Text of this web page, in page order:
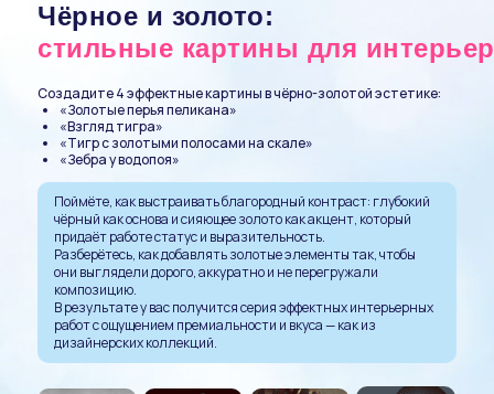
Чёрное и золото:
стильные картины для
Создадите 4 эффектные картины в чёрно-золотой эстетике:
«Золотые перья пеликана»
«Взгляд тигра»
«Тигр с золотыми полосами на скале»
«Зебра у водопоя»
Поймёте, как выстраивать благородный контраст: глубокий
чёрный как основа и сияющее золото как акцент, который
придаёт работе статус и выразительность.
Разберётесь, как добавлять золотые элементы так, чтобы
они выглядели дорого, аккуратно и не перегружали
композицию.
В результате у вас получится серия эффектных интерьерных
работ с ощущением премиальности и вкуса — как из
дизайнерских коллекций.